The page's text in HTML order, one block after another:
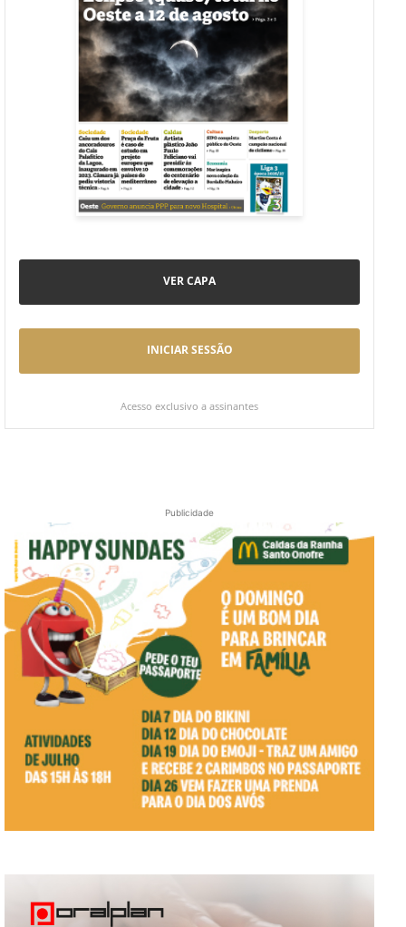
VER CAPA
INICIAR SESSÃO
Acesso exclusivo a assinantes
Publicidade